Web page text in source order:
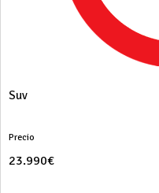
Suv
Precio
23.990€